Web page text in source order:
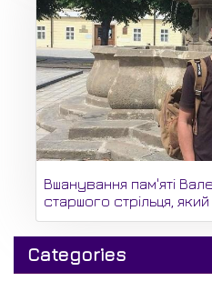
Вшанування пам'яті
старшого стрільця,
Categories